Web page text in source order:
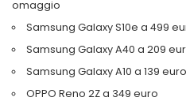
omaggio
Samsung Galaxy S10e a 499
Samsung Galaxy A40 a 209
Samsung Galaxy A10 a 139 euro
OPPO Reno 2Z a 349 euro